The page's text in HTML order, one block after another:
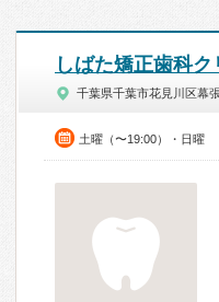
しばた矯正歯科ク
千葉県千葉市花見川区幕
土曜（〜19:00）・日曜